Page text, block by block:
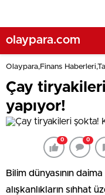
olaypara.com
Olaypara,Finans
Çay
yapıyor!
0 0
Bilim dünyasının
alışkanlıkların sıhhat